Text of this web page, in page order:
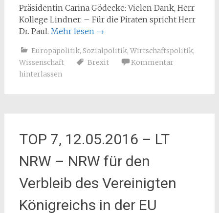
Präsidentin Carina Gödecke: Vielen Dank, Herr
Kollege Lindner. – Für die Piraten spricht Herr
Dr. Paul. Mehr lesen →
Europapolitik, Sozialpolitik, Wirtschaftspolitik,
Wissenschaft
Brexit
Kommentar
hinterlassen
TOP 7, 12.05.2016 – LT
NRW – NRW für den
Verbleib des Vereinigten
Königreichs in der EU